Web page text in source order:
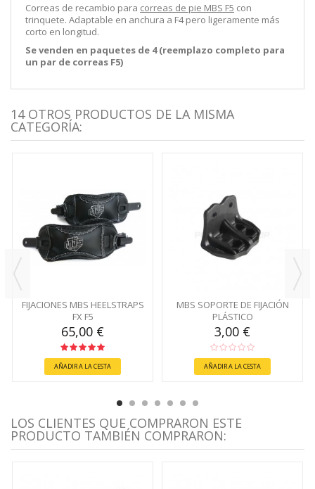
Correas de recambio para correas de pie MBS F5 con
trinquete. Adaptable en anchura a F4 pero ligeramente más
corto en longitud.
Se venden en paquetes de 4 (reemplazo completo para
un par de correas F5)
14 OTROS PRODUCTOS DE LA MISMA
CATEGORÍA:
FIJACIONES MBS HEELSTRAPS
FX F5
65,00 €
AÑADIR A LA CESTA
MBS SOPORTE DE FIJACIÓN
PLÁSTICO
3,00 €
AÑADIR A LA CESTA
LOS CLIENTES QUE COMPRARON ESTE
PRODUCTO TAMBIÉN COMPRARON: